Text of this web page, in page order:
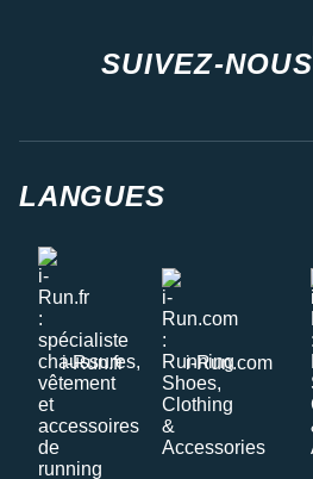
SUIVEZ-NOUS
LANGUES
i-Run.fr i-Run.com